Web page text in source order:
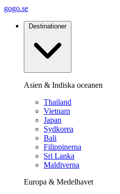
gogo.se
Destinationer
Asien & Indiska oceanen
Thailand
Vietnam
Japan
Sydkorea
Bali
Filippinerna
Sri Lanka
Maldiverna
Europa & Medelhavet